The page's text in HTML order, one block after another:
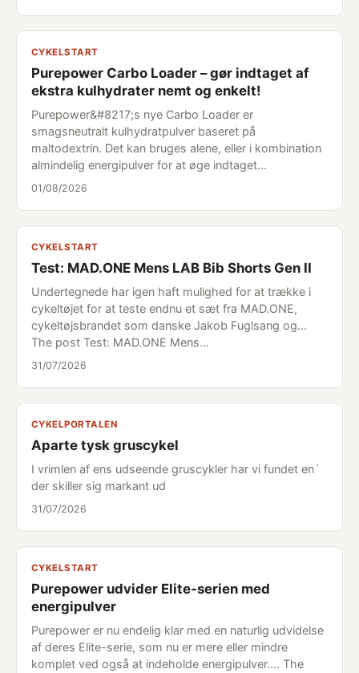
CYKELSTART
Purepower Carbo Loader – gør indtaget af
ekstra kulhydrater nemt og enkelt!
Purepower&#8217;s nye Carbo Loader er
smagsneutralt kulhydratpulver baseret på
maltodextrin. Det kan bruges alene, eller i kombination
almindelig energipulver for at øge indtaget…
01/08/2026
CYKELSTART
Test: MAD.ONE Mens LAB Bib Shorts Gen II
Undertegnede har igen haft mulighed for at trække i
cykeltøjet for at teste endnu et sæt fra MAD.ONE,
cykeltøjsbrandet som danske Jakob Fuglsang og...
The post Test: MAD.ONE Mens…
31/07/2026
CYKELPORTALEN
Aparte tysk gruscykel
I vrimlen af ens udseende gruscykler har vi fundet en´
der skiller sig markant ud
31/07/2026
CYKELSTART
Purepower udvider Elite-serien med
energipulver
Purepower er nu endelig klar med en naturlig udvidelse
af deres Elite-serie, som nu er mere eller mindre
komplet ved også at indeholde energipulver.... The